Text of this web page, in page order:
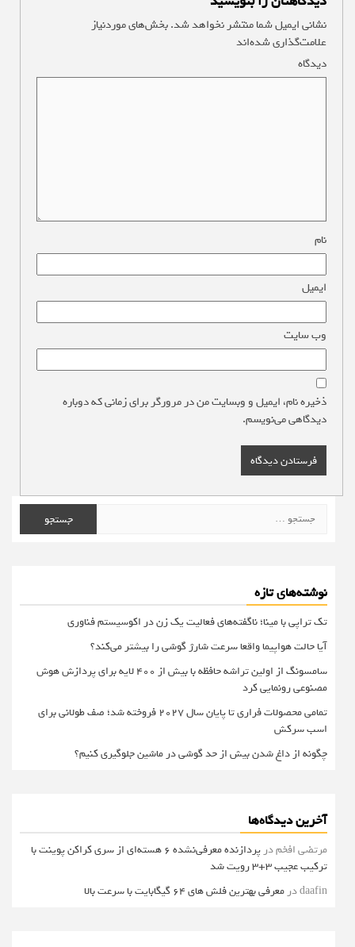
نشانی ایمیل شما منتشر نخواهد شد.بخش‌های موردنیاز
علامت‌گذاری شده‌اند
دیدگاه
نام
ایمیل
وب‌ سایت
ذخیره نام، ایمیل و وبسایت من در مرورگر برای زمانی که دوباره
دیدگاهی می‌نویسم.
برای:
نوشته‌های تازه
تک تراپی با مینا؛ ناگفته‌های فعالیت یک زن در اکوسیستم فناوری
آیا حالت هواپیما واقعا سرعت شارژ گوشی را بیشتر می‌کند؟
سامسونگ از اولین تراشه حافظه با بیش از ۴۰۰ لایه برای پردازش هوش
مصنوعی رونمایی کرد
تمامی محصولات فراری تا پایان سال ۲۰۲۷ فروخته شد؛ صف طولانی برای
اسب سرکش
چگونه از داغ شدن بیش از حد گوشی در ماشین جلوگیری کنیم؟
آخرین دیدگاه‌ها
مرتضی افخمدر
پردازنده معرفی‌نشده 6 هسته‌ای از سری کراکن پوینت با
ترکیب عجیب 3+3 رویت شد
daafinدر معرفی بهترین فلش های 64 گیگابایت با سرعت بالا